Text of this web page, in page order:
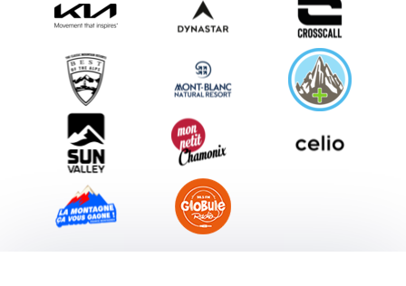
Schlagen Sie Ihr Event vor
Service groupes et séminaires
Herunterladen
Tourismus & Behinderung